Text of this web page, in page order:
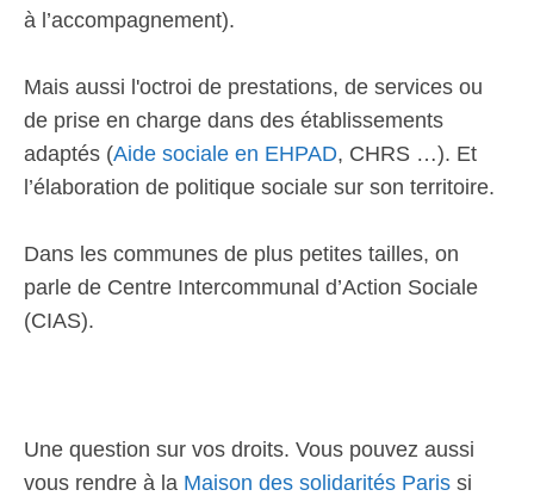
à l’accompagnement).
Mais aussi l'octroi de prestations, de services ou
de prise en charge dans des établissements
adaptés (Aide sociale en EHPAD, CHRS …). Et
l’élaboration de politique sociale sur son territoire.
Dans les communes de plus petites tailles, on
parle de Centre Intercommunal d’Action Sociale
(CIAS).
Une question sur vos droits. Vous pouvez aussi
vous rendre à la Maison des solidarités Paris si